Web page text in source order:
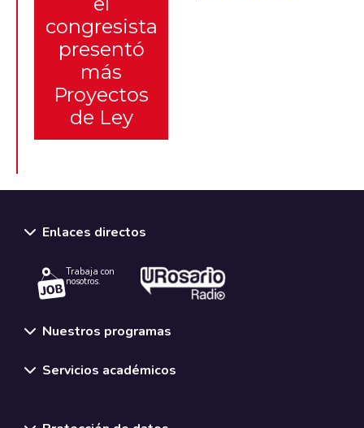
congresista
presentó
más
Proyectos
de Ley
Enlaces directos
Trabaja con
nosotros.
Nuestros programas
Servicios académicos